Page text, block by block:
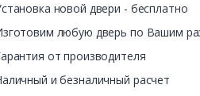
новой двери - бесплатно
любую дверь по Вашим
от производителя
и безналичный расчет